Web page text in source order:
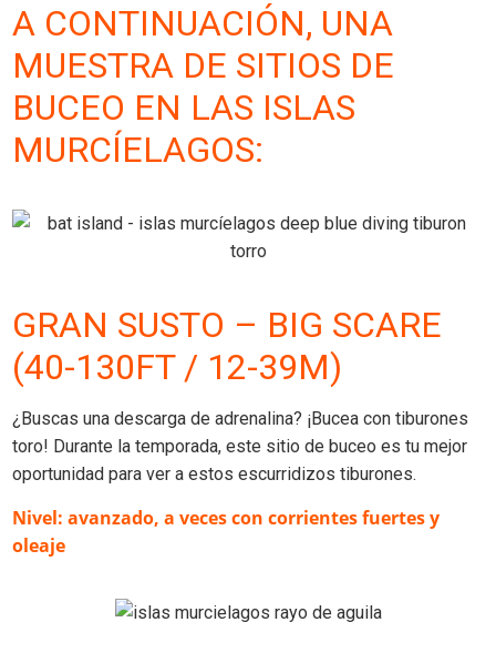
A CONTINUACIÓN, UNA
MUESTRA DE SITIOS DE
BUCEO EN LAS ISLAS
MURCÍELAGOS:
GRAN SUSTO – BIG SCARE
(40-130FT / 12-39M)
¿Buscas una descarga de adrenalina? ¡Bucea con tiburones
toro! Durante la temporada, este sitio de buceo es tu mejor
oportunidad para ver a estos escurridizos tiburones.
Nivel: avanzado, a veces con corrientes fuertes y
oleaje